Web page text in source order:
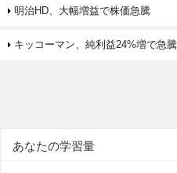
明治HD、大幅増益で株価急騰
キッコーマン、純利益24%増で急騰
あなたの学習量